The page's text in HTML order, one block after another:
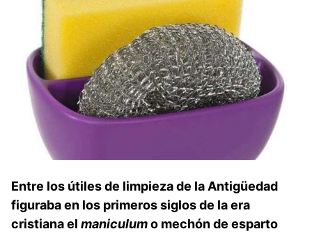
Entre los útiles de limpieza de la Antigüedad
figuraba en los primeros siglos de la era
cristiana el maniculumo mechón de esparto